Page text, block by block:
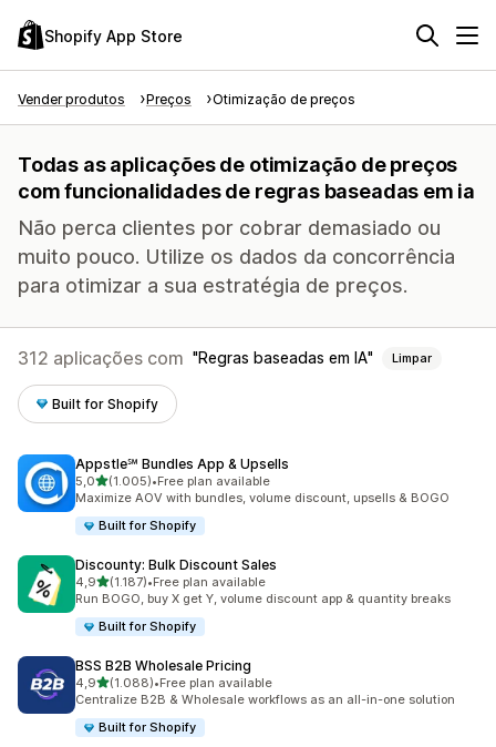
Shopify App Store
Vender produtos Preços Otimização de preços
Todas as aplicações de otimização de preços
com funcionalidades de regras baseadas em ia
Não perca clientes por cobrar demasiado ou
muito pouco. Utilize os dados da concorrência
para otimizar a sua estratégia de preços.
312 aplicações com Regras baseadas em IA Limpar
Built for Shopify
Appstle℠ Bundles App & Upsells
5,0de 5 estrelas
(1.005)
1005 total de avaliações
•Free plan available
Maximize AOV with bundles, volume discount, upsells & BOGO
Built for Shopify
Discounty: Bulk Discount Sales
4,9de 5 estrelas
(1.187)
1187 total de avaliações
•Free plan available
Run BOGO, buy X get Y, volume discount app & quantity breaks
Built for Shopify
BSS B2B Wholesale Pricing
4,9de 5 estrelas
(1.088)
1088 total de avaliações
•Free plan available
Centralize B2B & Wholesale workflows as an all-in-one solution
Built for Shopify